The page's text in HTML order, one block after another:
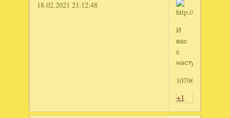
18.02.2021 21:12:48
И
вас
с
наступающим!!
1079648857
+1